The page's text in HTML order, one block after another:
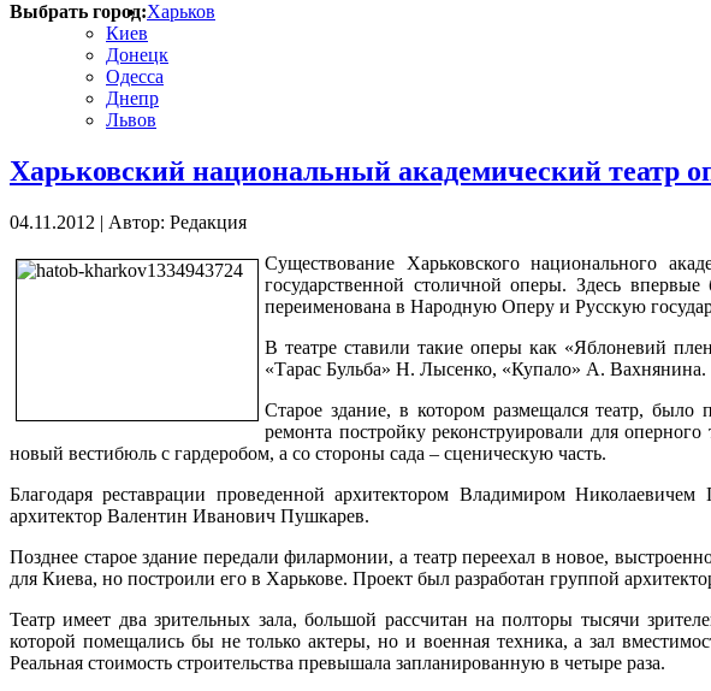
Выбрать город:Харьков
Киев
Донецк
Одесса
Днепр
Львов
Харьковский национальный академический театр
04.11.2012 | Автор: Редакция
Существование Харьковского национального
государственной столичной оперы. Здесь
переименована в Народную Оперу и Русскую
В театре ставили такие оперы как «Яблоневий
«Тарас Бульба» Н. Лысенко, «Купало» А. Вахнянина.
Старое здание, в котором размещался театр, было
ремонта постройку реконструировали для
новый вестибюль с гардеробом, а со стороны сада – сценическую часть.
Благодаря реставрации проведенной архитектором Владимиром
архитектор Валентин Иванович Пушкарев.
Позднее старое здание передали филармонии, а театр переехал в новое,
для Киева, но построили его в Харькове. Проект был разработан группой
Театр имеет два зрительных зала, большой рассчитан на полторы тысячи
которой помещались бы не только актеры, но и военная техника, а зал
Реальная стоимость строительства превышала запланированную в четыре раза.